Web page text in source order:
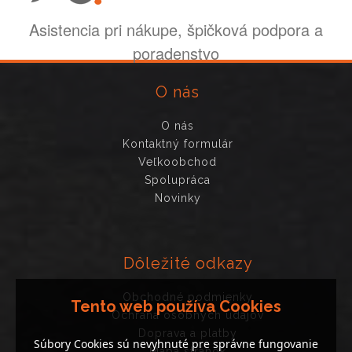
Asistencia pri nákupe, špičková podpora a
poradenstvo
O nás
O nás
Kontaktný formulár
Veľkoobchod
Spolupráca
Novinky
Dôležité odkazy
Obchodné podmienky
Ochrana osobných údajov
Doprava a platby
Tento web používa Cookies
Súbory Cookies sú nevyhnuté pre správne fungovanie